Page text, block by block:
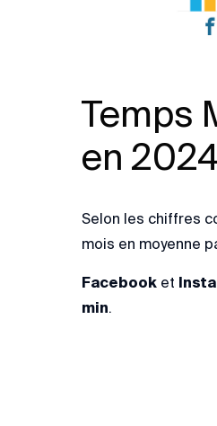
Temps
en
Selon les chiffres
mois en moyenne
Facebook et
min.